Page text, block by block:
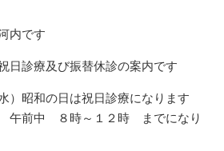
内です
日診療及び振替休診の案内です
昭和の日は祝日診療になります
前中 ８時～１２時 までになり